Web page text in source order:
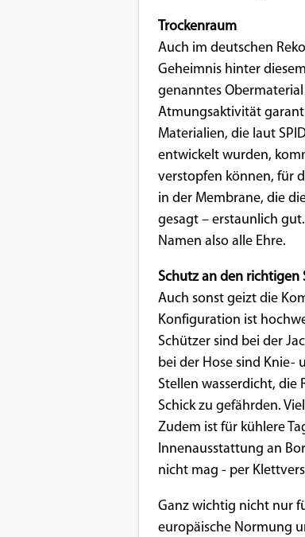
Trockenraum
Auch im deutschen
Geheimnis hinter
genanntes
Atmungsaktivität
Materialien, die laut
entwickelt wurden,
verstopfen können, für
in der Membrane, die
gesagt – erstaunlich
Namen also alle Ehre.
Schutz an den richtigen
Auch sonst geizt die
Konfiguration ist
Schützer sind bei der
bei der Hose sind Knie-
Stellen wasserdicht, die
Schick zu gefährden.
Zudem ist für kühlere
Innenausstattung an
nicht mag - per
Ganz wichtig nicht nur
europäische Normung